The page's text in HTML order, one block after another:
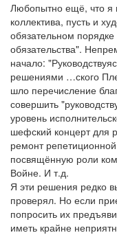
Любопытно ещё, что я
коллектива, пусть и
обязательном
обязательства".
начало:
решениями …ского
шло перечисление
совершить
уровень
шефский концерт для
ремонт
посвящённую роли
Войне. И т.д.
Я эти решения редко
проверял. Но если
попросить их
иметь крайне